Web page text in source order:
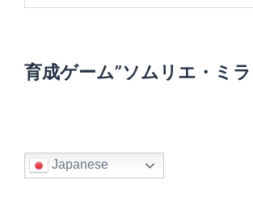
育成ゲーム”ソムリエ・ミラ
Japanese